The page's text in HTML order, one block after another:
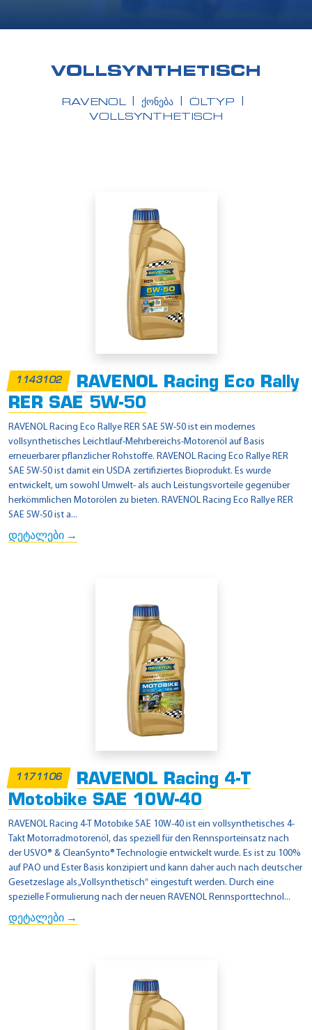
VOLLSYNTHETISCH
RAVENOL ᲥᲝᲜᲔᲑᲐ
ÖLTYP
VOLLSYNTHETISCH
1143102
RAVENOL Racing Eco Rally
RER SAE 5W-50
RAVENOL Racing Eco Rallye RER SAE 5W-50 ist ein modernes
vollsynthetisches Leichtlauf-Mehrbereichs-Motorenöl auf Basis
erneuerbarer pflanzlicher Rohstoffe. RAVENOL Racing Eco Rallye RER
SAE 5W-50 ist damit ein USDA zertifiziertes Bioprodukt. Es wurde
entwickelt, um sowohl Umwelt- als auch Leistungsvorteile gegenüber
herkömmlichen Motorölen zu bieten. RAVENOL Racing Eco Rallye RER
SAE 5W-50 ist a...
დეტალები →
1171106
RAVENOL Racing 4-T
Motobike SAE 10W-40
RAVENOL Racing 4-T Motobike SAE 10W-40 ist ein vollsynthetisches 4-
Takt Motorradmotorenöl, das speziell für den Rennsporteinsatz nach
der USVO® & CleanSynto® Technologie entwickelt wurde. Es ist zu 100%
auf PAO und Ester Basis konzipiert und kann daher auch nach deutscher
Gesetzeslage als „Vollsynthetisch“ eingestuft werden. Durch eine
spezielle Formulierung nach der neuen RAVENOL Rennsporttechnol...
დეტალები →